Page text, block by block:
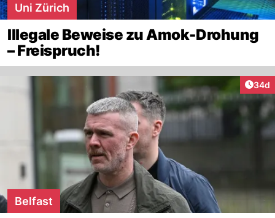
Uni Zürich
Illegale Beweise zu Amok-Drohung
– Freispruch!
34d
Belfast